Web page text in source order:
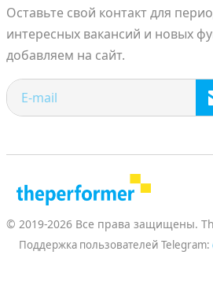
Оставьте свой контакт для
интересных вакансий и новых
добавляем на сайт.
© 2019-2026 Все права защищены.
Поддержка пользователей Telegram: